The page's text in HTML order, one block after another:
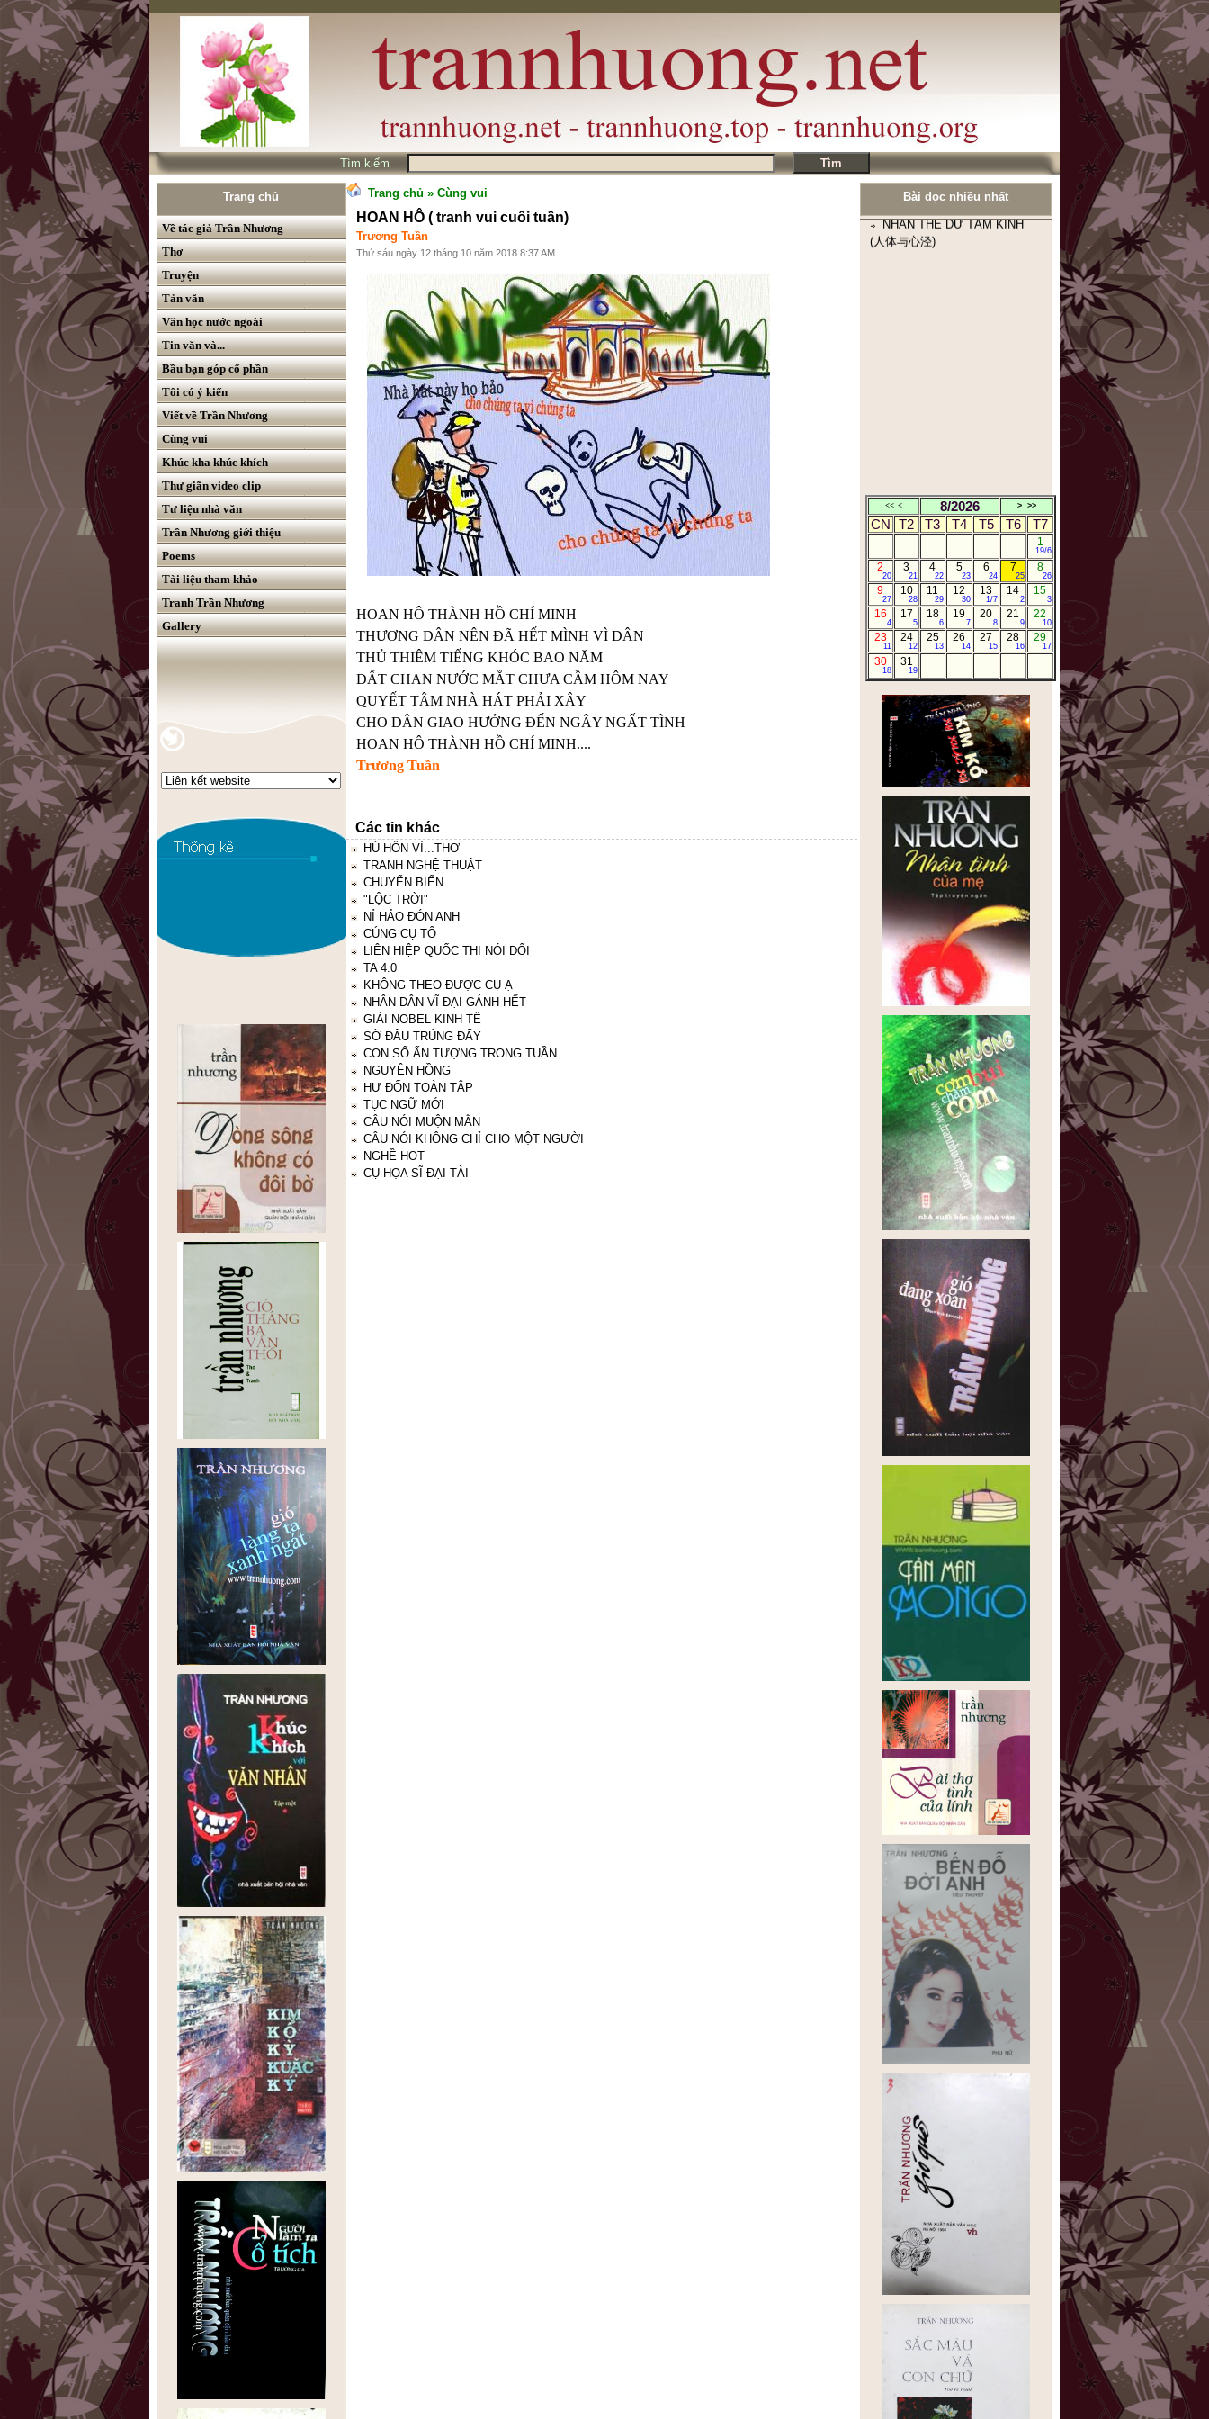
Tìm kiếm
Trang chủ
Về tác giả Trần Nhương
Thơ
Truyện
Tản văn
Văn học nước ngoài
Tin văn và...
Bầu bạn góp cổ phần
Tôi có ý kiến
Viết về Trần Nhương
Cùng vui
Khúc kha khúc khích
Thư giãn video clip
Tư liệu nhà văn
Trần Nhương giới thiệu
Poems
Tài liệu tham khảo
Tranh Trần Nhương
Gallery
Trang chủ » Cùng vui
HOAN HÔ ( tranh vui cuối tuần)
Trương Tuần
Thứ sáu ngày 12 tháng 10 năm 2018 8:37 AM
HOAN HÔ THÀNH HỒ CHÍ MINH
THƯƠNG DÂN NÊN ĐÃ HẾT MÌNH VÌ DÂN
THỦ THIÊM TIẾNG KHÓC BAO NĂM
ĐẤT CHAN NƯỚC MẮT CHƯA CẦM HÔM NAY
QUYẾT TÂM NHÀ HÁT PHẢI XÂY
CHO DÂN GIAO HƯỞNG ĐẾN NGÂY NGẤT TÌNH
HOAN HÔ THÀNH HỒ CHÍ MINH....
Trương Tuần
Các tin khác
HÚ HỒN VÌ...THƠ
TRANH NGHỆ THUẬT
CHUYỂN BIẾN
"LỘC TRỜI"
NỈ HẢO ĐÓN ANH
CÚNG CỤ TỔ
LIÊN HIỆP QUỐC THI NÓI DỐI
TA 4.0
KHÔNG THEO ĐƯỢC CỤ Ạ
NHÂN DÂN VĨ ĐẠI GÁNH HẾT
GIẢI NOBEL KINH TẾ
SỜ ĐÂU TRÚNG ĐẤY
CON SỐ ẤN TƯỢNG TRONG TUẦN
NGUYÊN HỒNG
HƯ ĐỐN TOÀN TẬP
TỤC NGỮ MỚI
CÂU NÓI MUỘN MẰN
CÂU NÓI KHÔNG CHỈ CHO MỘT NGƯỜI
NGHỀ HOT
CỤ HỌA SĨ ĐẠI TÀI
Bài đọc nhiều nhất
GIỜ CHỈ CÒN CHƯỜNG MẶT
RA TRONG THƠ
HUYỀN THOẠI TẮM TIÊN
ANH BA SÀM TÁI NGỘ
BẢN TIN CỦA TTX VIỆT
NAM
TRẦN NHƯƠNG.COM
10TRUYỆN NGẮN CỰC
NGẮN CỰC HAY
CÁ THÁNG TƯ
NHÂN THỂ DỮ TÂM KINH
(人体与心泾)
<< < 8/2026 > >>
CN T2 T3 T4 T5 T6 T7
1
19/6
2
20
3
21
4
22
5
23
6
24
7
25
8
26
9
27
10
28
11
29
12
30
13
1/7
14
2
15
3
16
4
17
5
18
6
19
7
20
8
21
9
22
10
23
11
24
12
25
13
26
14
27
15
28
16
29
17
30
18
31
19